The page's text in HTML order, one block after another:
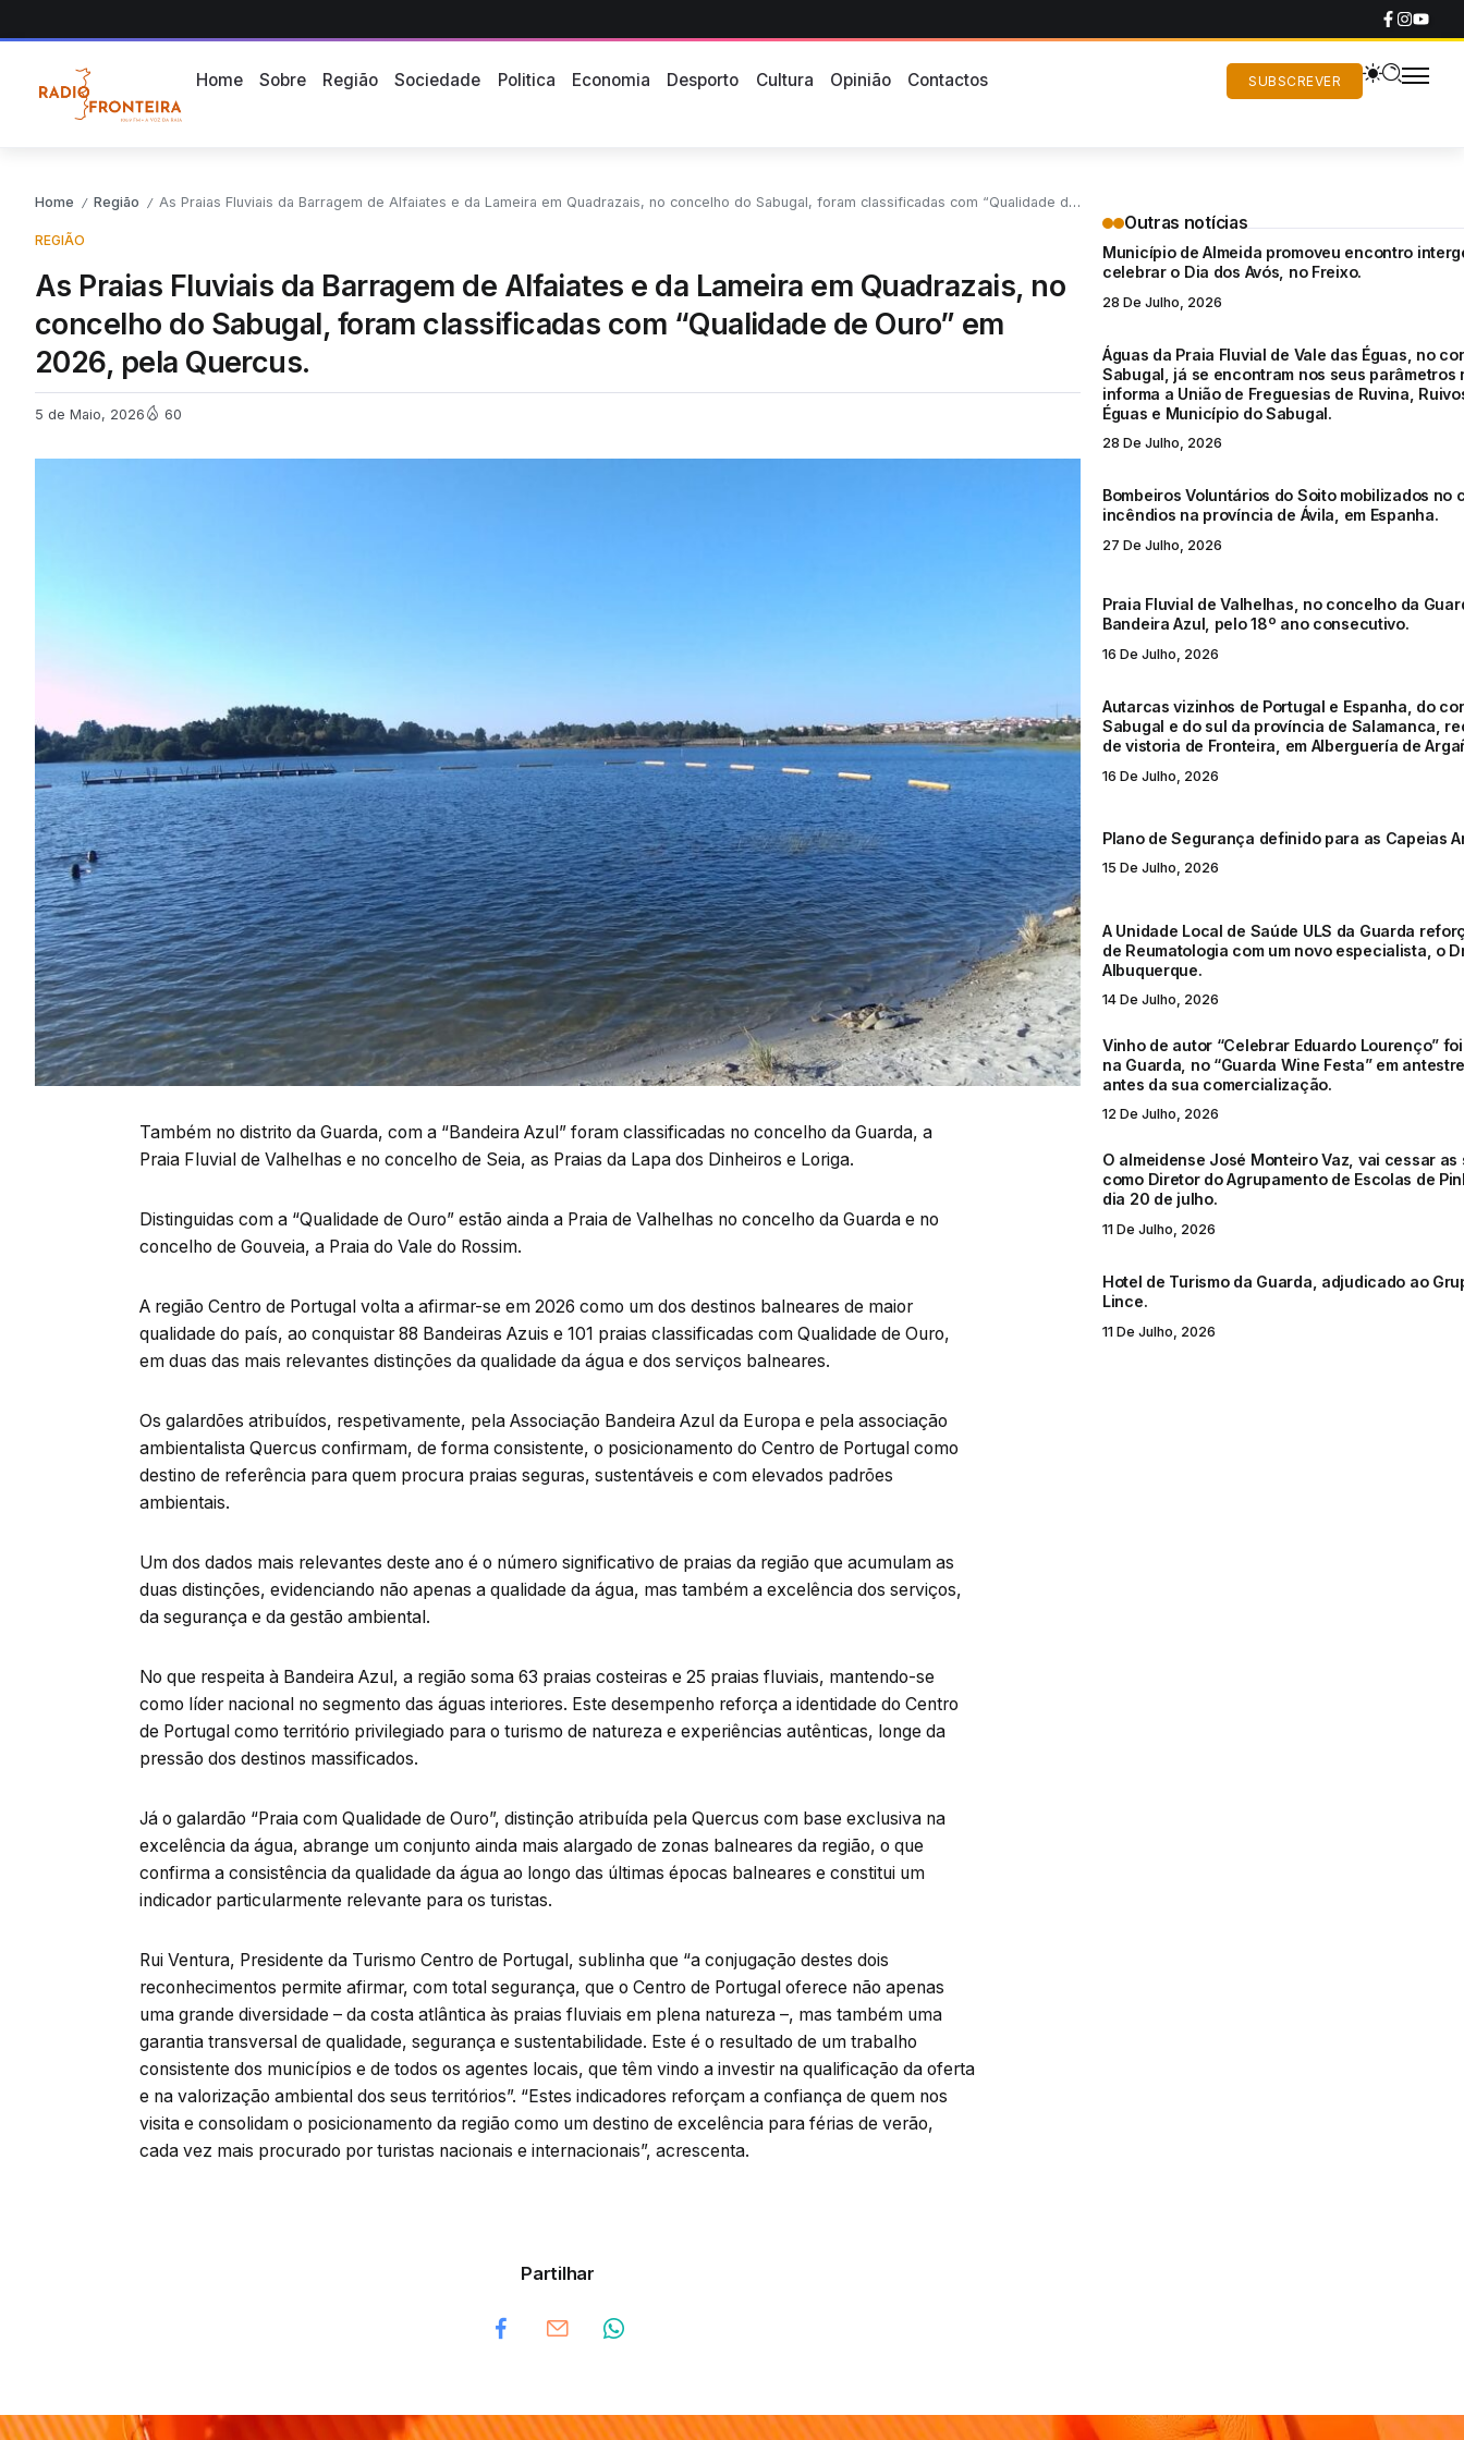
Home Sobre Região Sociedade Politica Economia Desporto Cultura Opinião Contactos SUBSCREVER
Home / Região / As Praias Fluviais da Barragem de Alfaiates e da Lameira em Quadrazais, no concelho do Sabugal, foram classificadas com “Qualidade de Ouro” em 2026, pela Quercus.
REGIÃO
As Praias Fluviais da Barragem de Alfaiates e da Lameira em Quadrazais, no
concelho do Sabugal, foram classificadas com “Qualidade de Ouro” em
2026, pela Quercus.
5 de Maio, 2026 60
Também no distrito da Guarda, com a “Bandeira Azul” foram classificadas no concelho da Guarda, a
Praia Fluvial de Valhelhas e no concelho de Seia, as Praias da Lapa dos Dinheiros e Loriga.
Distinguidas com a “Qualidade de Ouro” estão ainda a Praia de Valhelhas no concelho da Guarda e no
concelho de Gouveia, a Praia do Vale do Rossim.
A região Centro de Portugal volta a afirmar-se em 2026 como um dos destinos balneares de maior
qualidade do país, ao conquistar 88 Bandeiras Azuis e 101 praias classificadas com Qualidade de Ouro,
em duas das mais relevantes distinções da qualidade da água e dos serviços balneares.
Os galardões atribuídos, respetivamente, pela Associação Bandeira Azul da Europa e pela associação
ambientalista Quercus confirmam, de forma consistente, o posicionamento do Centro de Portugal como
destino de referência para quem procura praias seguras, sustentáveis e com elevados padrões
ambientais.
Um dos dados mais relevantes deste ano é o número significativo de praias da região que acumulam as
duas distinções, evidenciando não apenas a qualidade da água, mas também a excelência dos serviços,
da segurança e da gestão ambiental.
No que respeita à Bandeira Azul, a região soma 63 praias costeiras e 25 praias fluviais, mantendo-se
como líder nacional no segmento das águas interiores. Este desempenho reforça a identidade do Centro
de Portugal como território privilegiado para o turismo de natureza e experiências autênticas, longe da
pressão dos destinos massificados.
Já o galardão “Praia com Qualidade de Ouro”, distinção atribuída pela Quercus com base exclusiva na
excelência da água, abrange um conjunto ainda mais alargado de zonas balneares da região, o que
confirma a consistência da qualidade da água ao longo das últimas épocas balneares e constitui um
indicador particularmente relevante para os turistas.
Rui Ventura, Presidente da Turismo Centro de Portugal, sublinha que “a conjugação destes dois
reconhecimentos permite afirmar, com total segurança, que o Centro de Portugal oferece não apenas
uma grande diversidade – da costa atlântica às praias fluviais em plena natureza –, mas também uma
garantia transversal de qualidade, segurança e sustentabilidade. Este é o resultado de um trabalho
consistente dos municípios e de todos os agentes locais, que têm vindo a investir na qualificação da oferta
e na valorização ambiental dos seus territórios”. “Estes indicadores reforçam a confiança de quem nos
visita e consolidam o posicionamento da região como um destino de excelência para férias de verão,
cada vez mais procurado por turistas nacionais e internacionais”, acrescenta.
Partilhar
Outras notícias
Município de Almeida promoveu encontro
celebrar o Dia dos Avós, no Freixo.
28 De Julho, 2026
Águas da Praia Fluvial de Vale das Éguas, no
Sabugal, já se encontram nos seus parâmetros
informa a União de Freguesias de Ruvina,
Éguas e Município do Sabugal.
28 De Julho, 2026
Bombeiros Voluntários do Soito mobilizados no
incêndios na província de Ávila, em Espanha.
27 De Julho, 2026
Praia Fluvial de Valhelhas, no concelho da
Bandeira Azul, pelo 18º ano consecutivo.
16 De Julho, 2026
Autarcas vizinhos de Portugal e Espanha, do
Sabugal e do sul da província de Salamanca,
de vistoria de Fronteira, em Alberguería de
16 De Julho, 2026
Plano de Segurança definido para as Capeias
15 De Julho, 2026
A Unidade Local de Saúde ULS da Guarda
de Reumatologia com um novo especialista, o
Albuquerque.
14 De Julho, 2026
Vinho de autor “Celebrar Eduardo Lourenço”
na Guarda, no “Guarda Wine Festa” em
antes da sua comercialização.
12 De Julho, 2026
O almeidense José Monteiro Vaz, vai cessar
como Diretor do Agrupamento de Escolas de
dia 20 de julho.
11 De Julho, 2026
Hotel de Turismo da Guarda, adjudicado ao
Lince.
11 De Julho, 2026